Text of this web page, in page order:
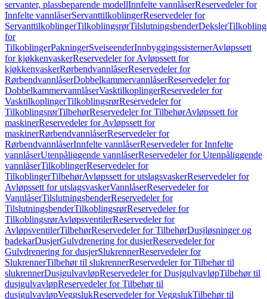
servanter, plassbeparende modellInnfelte vannlåserReservedeler for
Innfelte vannlåserServanttilkoblingerReservedeler for
ServanttilkoblingerTilkoblingsrørTilslutningsbenderDeksler
for
TilkoblingerPakningerSveiseenderInnbyggingssisternerAvløpssett
for kjøkkenvaskerReservedeler for Avløpssett for
kjøkkenvaskerRørbendvannlåserReservedeler for
RørbendvannlåserDobbelkammervannlåserReservedeler for
DobbelkammervannlåserVasktilkoplingerReservedeler for
VasktilkoplingerTilkoblingsrørReservedeler for
TilkoblingsrørTilbehørReservedeler for TilbehørAvløpssett for
maskinerReservedeler for Avløpssett for
maskinerRørbendvannlåserReservedeler for
RørbendvannlåserInnfelte vannlåserReservedeler for Innfelte
vannlåserUtenpåliggende vannlåserReservedeler for Utenpåliggende
vannlåserTilkoblingerReservedeler for
TilkoblingerTilbehørAvløpssett for utslagsvaskerReservedeler for
Avløpssett for utslagsvaskerVannlåserReservedeler for
VannlåserTilslutningsbenderReservedeler for
TilslutningsbenderTilkoblingsrørReservedeler for
TilkoblingsrørAvløpsventilerReservedeler for
AvløpsventilerTilbehørReservedeler for TilbehørDusjløsninger og
badekarDusjerGulvdrenering for dusjerReservedeler for
Gulvdrenering for dusjerSlukrennerReservedeler for
SlukrennerTilbehør til slukrennerReservedeler for Tilbehør til
slukrennerDusjgulvavløpReservedeler for DusjgulvavløpTilbehør til
dusjgulvavløpReservedeler for Tilbehør til
dusjgulvavløpVeggslukReservedeler for VeggslukTilbehør til